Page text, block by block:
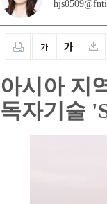
아시아 지
독자기술